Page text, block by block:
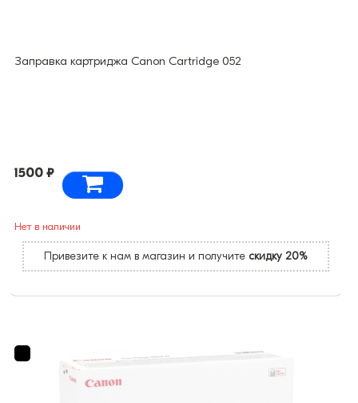
Заправка картриджа Canon Cartridge 052
1500 ₽
Нет в наличии
Привезите к нам в магазин и получите скидку 20%